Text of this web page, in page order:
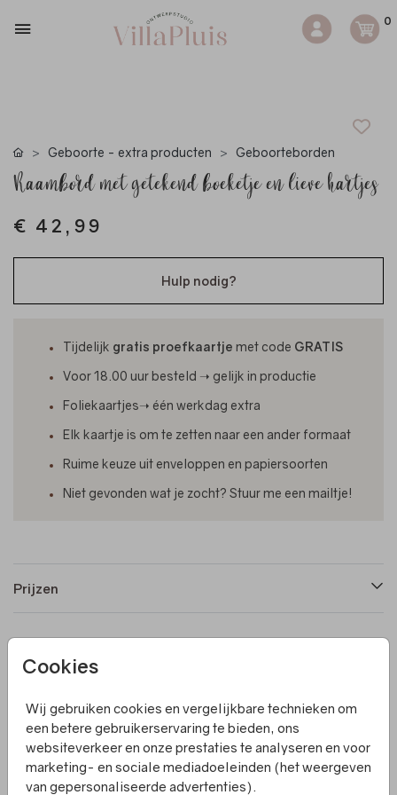
0
Cookies
Wij gebruiken cookies en vergelijkbare technieken om
een betere gebruikerservaring te bieden, ons
websiteverkeer en onze prestaties te analyseren en voor
marketing- en sociale mediadoeleinden (het weergeven
van gepersonaliseerde advertenties).
Geboorte - extra producten Geboorteborden
Raambord met getekend boeketje en lieve hartjes
€ 42,99
Hulp nodig?
Tijdelijk gratis proefkaartje met code GRATIS
Voor 18.00 uur besteld ➝ gelijk in productie
Foliekaartjes➝ één werkdag extra
Elk kaartje is om te zetten naar een ander formaat
Ruime keuze uit enveloppen en papiersoorten
Niet gevonden wat je zocht? Stuur me een mailtje!
Prijzen
Productinformatie
Omschrijving
De komst van je baby is een moment om te vieren, en wat
is er nu leuker dan je blijdschap delen met de wereld via
een geboorte raambord? Een geboortebord is een
prachtige manier om familie, vrienden en voorbijgangers